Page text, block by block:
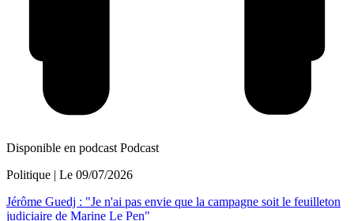
Disponible en podcast Podcast
Politique | Le 09/07/2026
Jérôme Guedj : "Je n'ai pas envie que la campagne soit le feuilleton
judiciaire de Marine Le Pen"